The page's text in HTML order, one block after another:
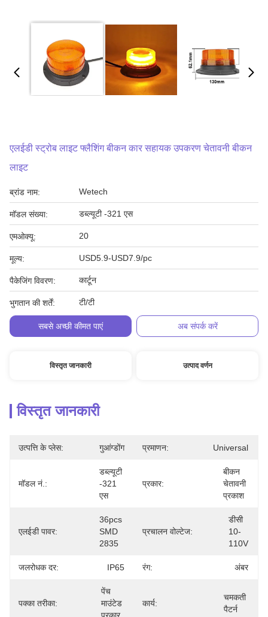
एलईडी स्ट्रोब लाइट फ्लैशिंग बीकन कार सहायक उपकरण चेतावनी बीकन
लाइट
ब्रांड नाम: Wetech
मॉडल संख्या: डब्ल्यूटी -321 एस
एमओक्यू: 20
मूल्य: USD5.9-USD7.9/pc
पैकेजिंग विवरण: कार्टून
भुगतान की शर्तें: टी/टी
सबसे अच्छी कीमत पाएं अब संपर्क करें
विस्तृत जानकारी उत्पाद वर्णन
विस्तृत जानकारी
उत्पत्ति के प्लेस: गुआंग्डोंग प्रमाणन: Universal
मॉडल नं.:
डब्ल्यूटी
-321
एस
प्रकार:
बीकन
चेतावनी
प्रकाश
एलईडी पावर:
36pcs
SMD
2835
प्रचालन वोल्टेज:
डीसी
10-
110V
जलरोधक दर: IP65 रंग: अंबर
पक्का तरीका:
पेंच
माउंटेड
कार्य:
चमकती
पैटर्न